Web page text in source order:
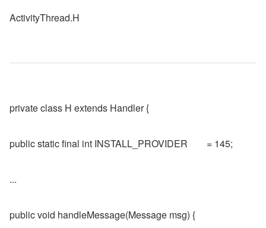
ActivityThread.H
private class H extends Handler {
public static final int INSTALL_PROVIDER        = 145;
...
public void handleMessage(Message msg) {